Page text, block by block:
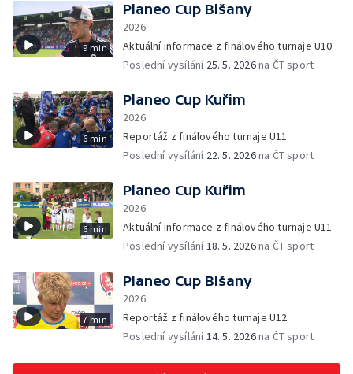
9 min
Planeo Cup Blšany
2026
Aktuální informace z finálového turnaje U10
Poslední vysílání 25. 5. 2026na ČT sport
6 min
Planeo Cup Kuřim
2026
Reportáž z finálového turnaje U11
Poslední vysílání 22. 5. 2026na ČT sport
6 min
Planeo Cup Kuřim
2026
Aktuální informace z finálového turnaje U11
Poslední vysílání18. 5. 2026na ČT sport
7 min
Planeo Cup Blšany
2026
Reportáž z finálového turnaje U12
Poslední vysílání14. 5. 2026na ČT sport